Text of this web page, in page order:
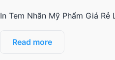
In Tem Nhãn Mỹ Phẩm Giá
Read more